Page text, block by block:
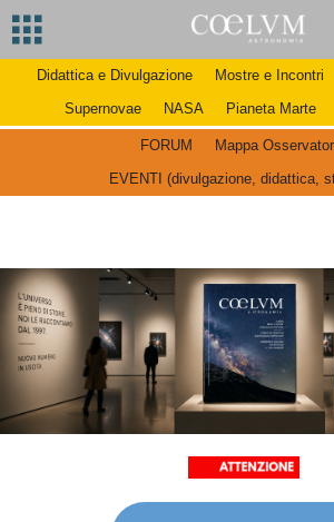
Didattica e Divulgazione Mostre e Incontri
Supernovae
NASA Pianeta Marte
FORUM
Mappa
EVENTI (divulgazione, didattica,